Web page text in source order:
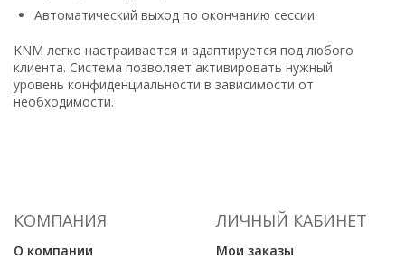
Автоматический выход по окончанию сессии.
KNM легко настраивается и адаптируется под любого
клиента. Система позволяет активировать нужный
уровень конфиденциальности в зависимости от
необходимости.
КОМПАНИЯ
О компании
ЛИЧНЫЙ КАБИНЕТ
Мои заказы